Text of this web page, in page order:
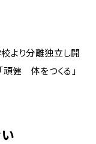
より分離独立し開
頑健 体をつくる」